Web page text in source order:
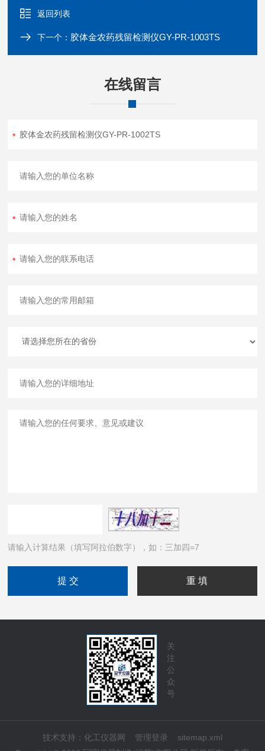
返回列表
下一个： 胶体金农药残留检测仪GY-PR-1003TS
在线留言
请输入计算结果（填写阿拉伯数字），如：三加四=7
关
注
公
众
号
技术支持： 化工仪器网 管理登录
sitemap.xml